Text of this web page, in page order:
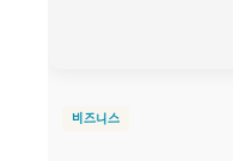
비즈니스